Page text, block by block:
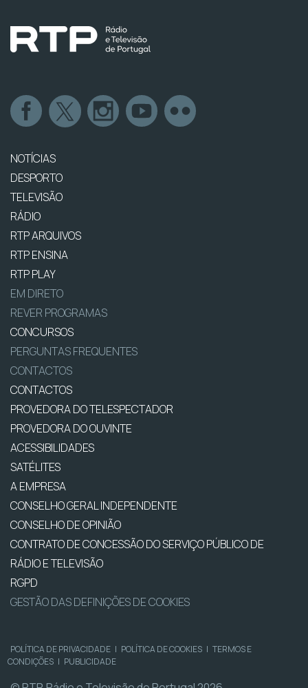
NOTÍCIAS
DESPORTO
TELEVISÃO
RÁDIO
RTP ARQUIVOS
RTP ENSINA
RTP PLAY
EM DIRETO
REVER PROGRAMAS
CONCURSOS
PERGUNTAS FREQUENTES
CONTACTOS
CONTACTOS
PROVEDORA DO TELESPECTADOR
PROVEDORA DO OUVINTE
ACESSIBILIDADES
SATÉLITES
A EMPRESA
CONSELHO GERAL INDEPENDENTE
CONSELHO DE OPINIÃO
CONTRATO DE CONCESSÃO DO SERVIÇO PÚBLICO DE
RÁDIO E TELEVISÃO
RGPD
GESTÃO DAS DEFINIÇÕES DE COOKIES
POLÍTICA DE PRIVACIDADE | POLÍTICA DE COOKIES | TERMOS E
CONDIÇÕES | PUBLICIDADE